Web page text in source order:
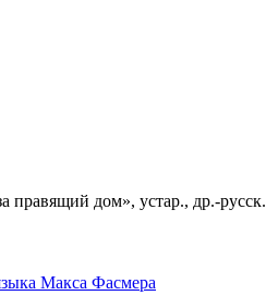
правящий дом», устар., др.-русск.
Макса Фасмера